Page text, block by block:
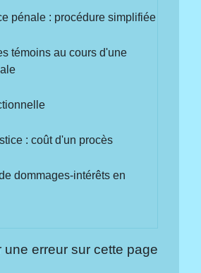
pénale : procédure simplifiée
témoins au cours d'une
: coût d'un procès
dommages-intérêts en
une erreur sur cette page